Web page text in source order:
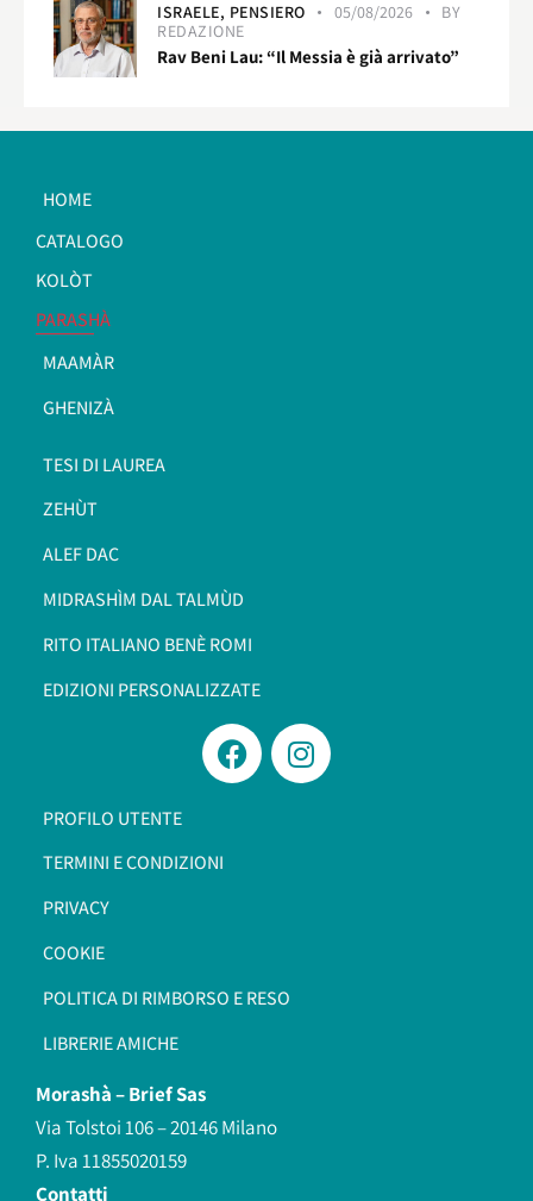
ISRAELE, PENSIERO 05/08/2026
BY
REDAZIONE
Rav Beni Lau: “Il Messia è già arrivato”
HOME
CATALOGO
KOLÒT
PARASHÀ
MAAMÀR
GHENIZÀ
TESI DI LAUREA
ZEHÙT
ALEF DAC
MIDRASHÌM DAL TALMÙD
RITO ITALIANO BENÈ ROMI​
EDIZIONI PERSONALIZZATE
PROFILO UTENTE
TERMINI E CONDIZIONI
PRIVACY
COOKIE
POLITICA DI RIMBORSO E RESO
LIBRERIE AMICHE
Morashà –Brief Sas
Via Tolstoi 106 – 20146 Milano
P. Iva 11855020159
Contatti